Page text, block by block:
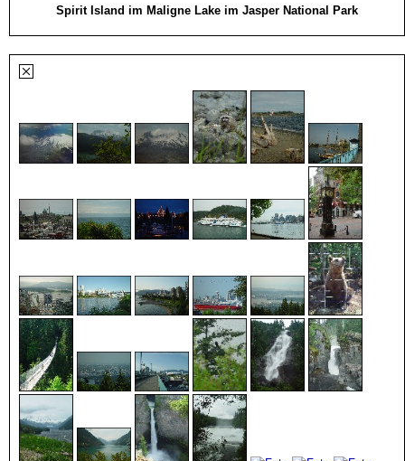
Spirit Island im Maligne Lake im Jasper National Park